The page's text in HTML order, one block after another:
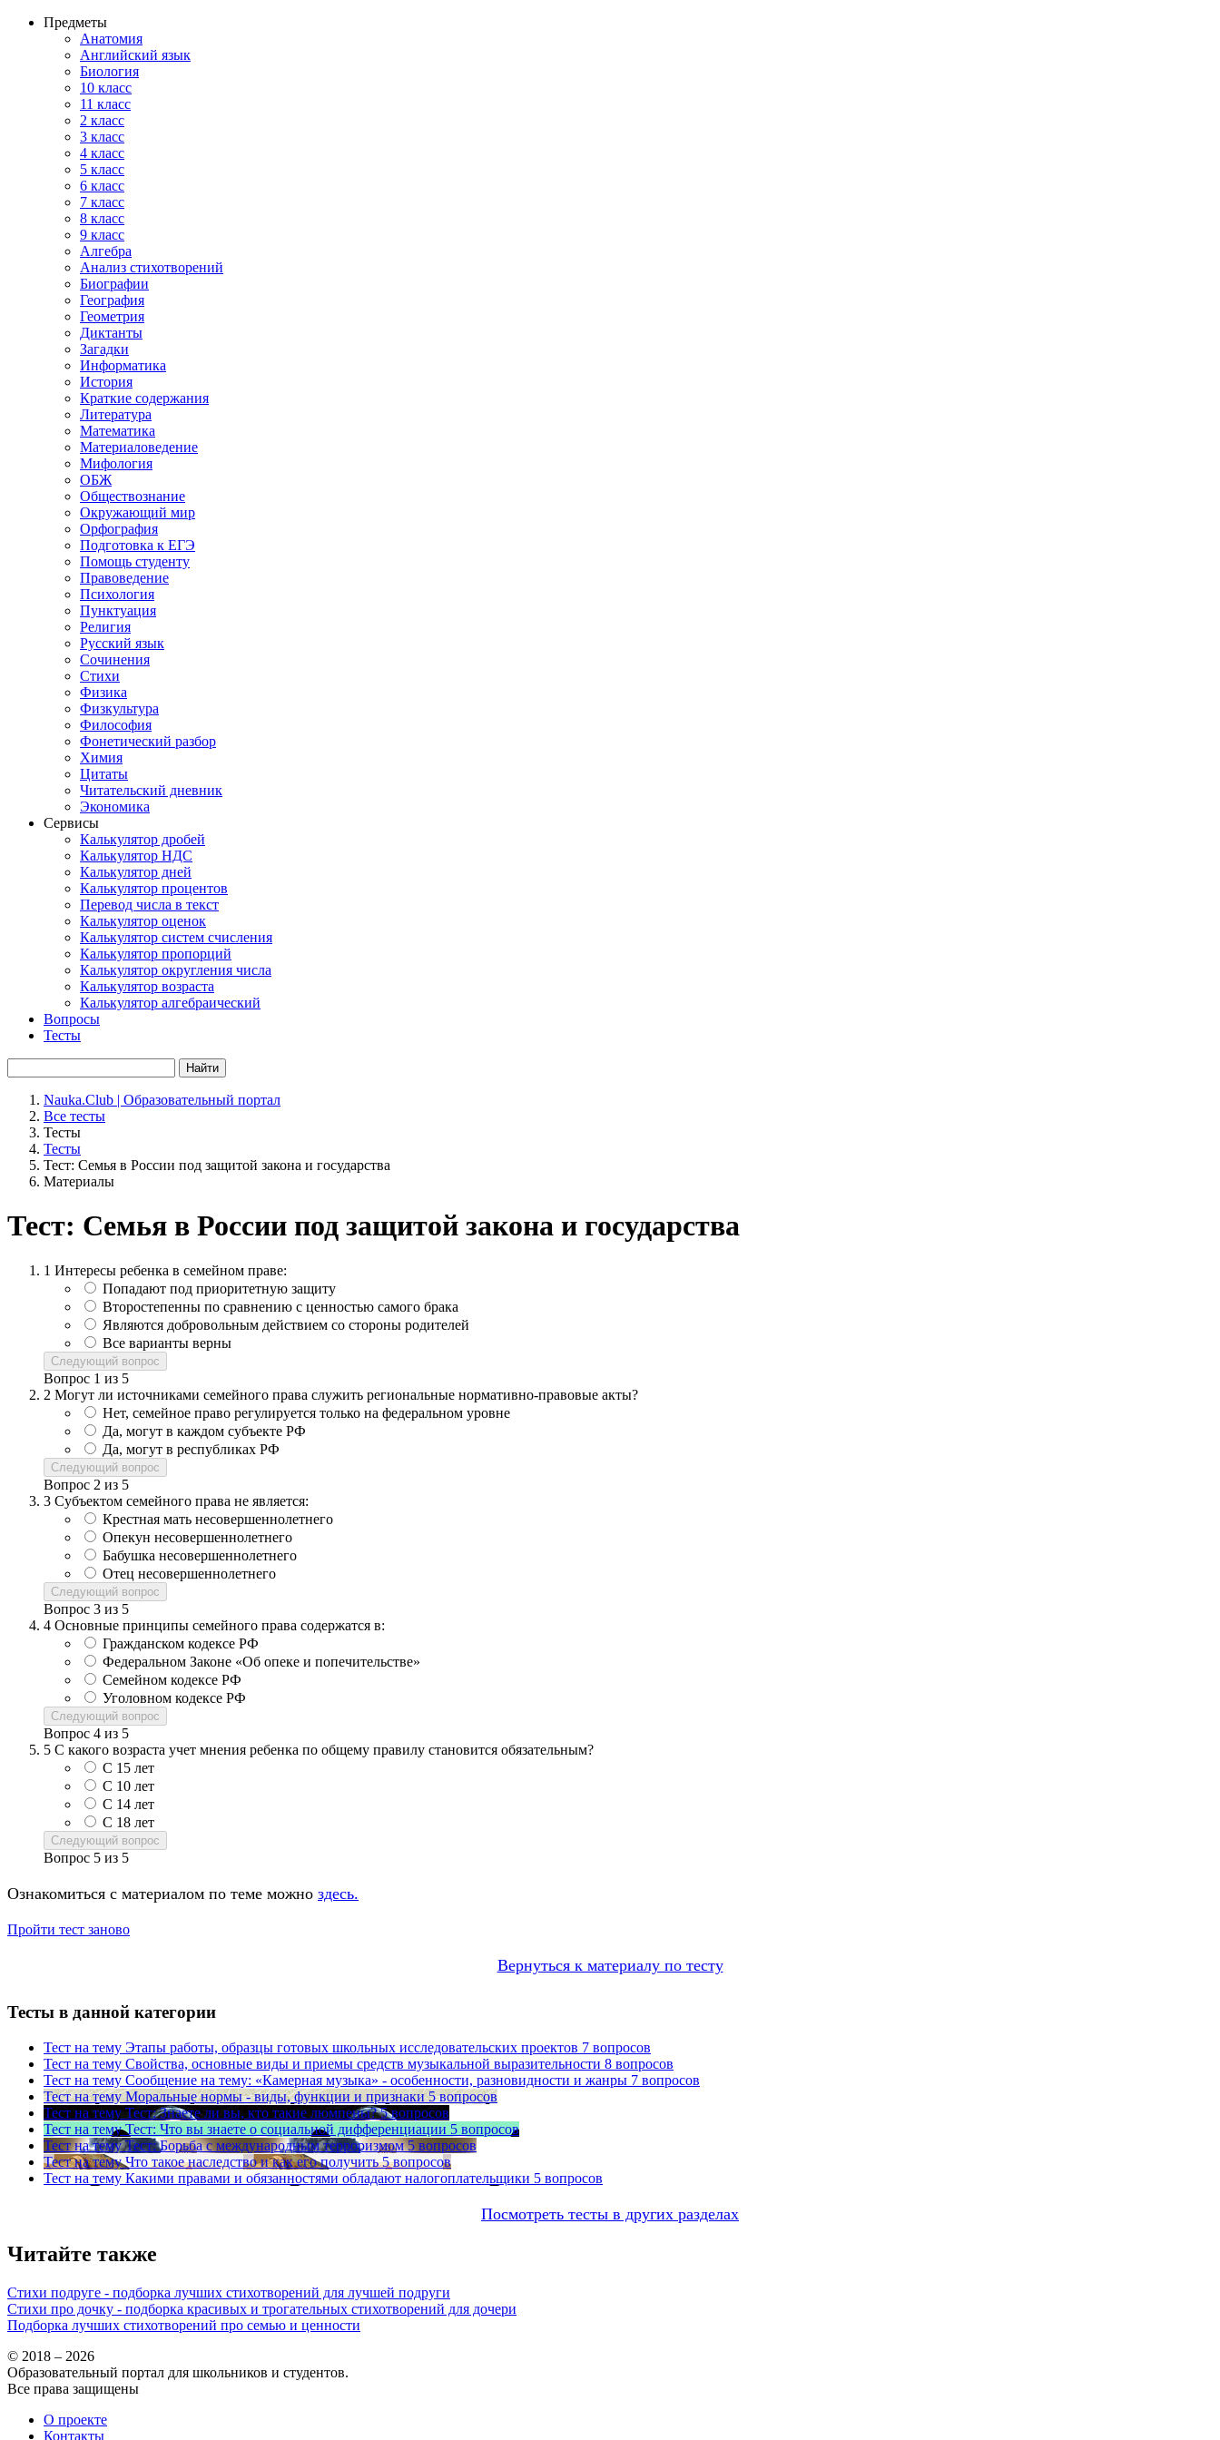
Предметы
Анатомия
Английский язык
Биология
10 класс
11 класс
2 класс
3 класс
4 класс
5 класс
6 класс
7 класс
8 класс
9 класс
Алгебра
Анализ стихотворений
Биографии
География
Геометрия
Диктанты
Загадки
Информатика
История
Краткие содержания
Литература
Математика
Материаловедение
Мифология
ОБЖ
Обществознание
Окружающий мир
Орфография
Подготовка к ЕГЭ
Помощь студенту
Правоведение
Психология
Пунктуация
Религия
Русский язык
Сочинения
Стихи
Физика
Физкультура
Философия
Фонетический разбор
Химия
Цитаты
Читательский дневник
Экономика
Сервисы
Калькулятор дробей
Калькулятор НДС
Калькулятор дней
Калькулятор процентов
Перевод числа в текст
Калькулятор оценок
Калькулятор систем счисления
Калькулятор пропорций
Калькулятор округления числа
Калькулятор возраста
Калькулятор алгебраический
Вопросы
Тесты
Найти
Nauka.Club | Образовательный портал
Все тесты
Тесты
Тесты
Тест: Семья в России под защитой закона и государства
Материалы
Тест: Семья в России под защитой закона и государства
1 Интересы ребенка в семейном праве:
Попадают под приоритетную защиту
Второстепенны по сравнению с ценностью самого брака
Являются добровольным действием со стороны родителей
Все варианты верны
Следующий вопрос
Вопрос 1 из 5
2 Могут ли источниками семейного права служить региональные нормативно-правовые акты?
Нет, семейное право регулируется только на федеральном уровне
Да, могут в каждом субъекте РФ
Да, могут в республиках РФ
Следующий вопрос
Вопрос 2 из 5
3 Субъектом семейного права не является:
Крестная мать несовершеннолетнего
Опекун несовершеннолетнего
Бабушка несовершеннолетнего
Отец несовершеннолетнего
Следующий вопрос
Вопрос 3 из 5
4 Основные принципы семейного права содержатся в:
Гражданском кодексе РФ
Федеральном Законе «Об опеке и попечительстве»
Семейном кодексе РФ
Уголовном кодексе РФ
Следующий вопрос
Вопрос 4 из 5
5 С какого возраста учет мнения ребенка по общему правилу становится обязательным?
С 15 лет
С 10 лет
С 14 лет
С 18 лет
Следующий вопрос
Вопрос 5 из 5
Ознакомиться с материалом по теме можно здесь.
Пройти тест заново
Вернуться к материалу по тесту
Тесты в данной категории
Тест на тему Этапы работы, образцы готовых школьных исследовательских проектов 7 вопросов
Тест на тему Свойства, основные виды и приемы средств музыкальной выразительности 8 вопросов
Тест на тему Сообщение на тему: «Камерная музыка» - особенности, разновидности и жанры 7 вопросов
Тест на тему Моральные нормы - виды, функции и признаки 5 вопросов
Тест на тему Тест: Знаете ли вы, кто такие люмпены? 5 вопросов
Тест на тему Тест: Что вы знаете о социальной дифференциации 5 вопросов
Тест на тему Тест: Борьба с международным терроризмом 5 вопросов
Тест на тему Что такое наследство и как его получить 5 вопросов
Тест на тему Какими правами и обязанностями обладают налогоплательщики 5 вопросов
Посмотреть тесты в других разделах
Читайте также
Стихи подруге - подборка лучших стихотворений для лучшей подруги
Стихи про дочку - подборка красивых и трогательных стихотворений для дочери
Подборка лучших стихотворений про семью и ценности
© 2018 – 2026
Образовательный портал для школьников и студентов.
Все права защищены
О проекте
Контакты